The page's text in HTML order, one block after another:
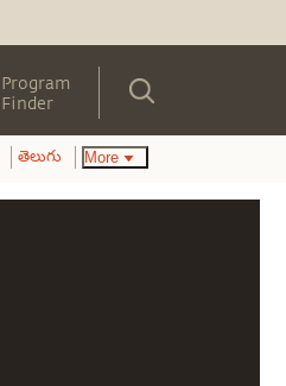
Program
Finder
తెలుగు More